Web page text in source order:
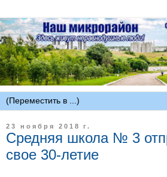
23 ноября 2018 г.
Средняя школа № 3
свое 30-летие